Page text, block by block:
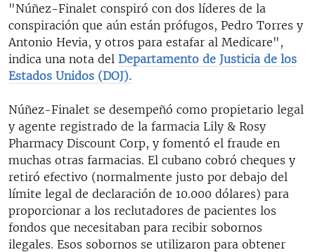
"Núñez-Finalet conspiró con dos líderes de la
conspiración que aún están prófugos, Pedro Torres y
Antonio Hevia, y otros para estafar al Medicare",
indica una nota del Departamento de Justicia de los
Estados Unidos (DOJ).
Núñez-Finalet se desempeñó como propietario legal
y agente registrado de la farmacia Lily & Rosy
Pharmacy Discount Corp, y fomentó el fraude en
muchas otras farmacias. El cubano cobró cheques y
retiró efectivo (normalmente justo por debajo del
límite legal de declaración de 10.000 dólares) para
proporcionar a los reclutadores de pacientes los
fondos que necesitaban para recibir sobornos
ilegales. Esos sobornos se utilizaron para obtener